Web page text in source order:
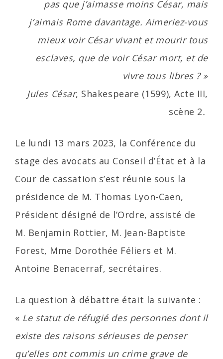
pas que j’aimasse moins César, mais
j’aimais Rome davantage. Aimeriez-vous
mieux voir César vivant et mourir tous
esclaves, que de voir César mort, et de
vivre tous libres ? »
Jules César, Shakespeare (1599), Acte III,
scène 2.
Le lundi 13 mars 2023, la Conférence du
stage des avocats au Conseil d’État et à la
Cour de cassation s’est réunie sous la
présidence de M. Thomas Lyon-Caen,
Président désigné de l’Ordre, assisté de
M. Benjamin Rottier, M. Jean-Baptiste
Forest, Mme Dorothée Féliers et M.
Antoine Benacerraf, secrétaires.
La question à débattre était la suivante :
« Le statut de réfugié des personnes dont il
existe des raisons sérieuses de penser
qu’elles ont commis un crime grave de